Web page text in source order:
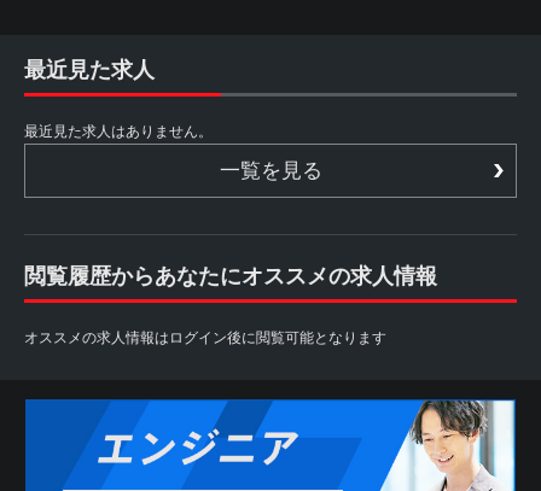
最近見た求人
最近見た求人はありません。
一覧を見る
閲覧履歴からあなたにオススメの求人情報
オススメの求人情報はログイン後に閲覧可能となります